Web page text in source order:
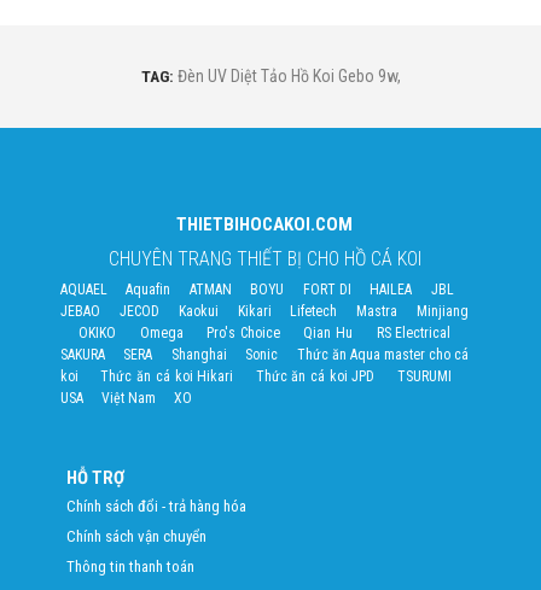
TAG: Đèn UV Diệt Tảo Hồ Koi Gebo 9w,
THIETBIHOCAKOI.COM
CHUYÊN TRANG THIẾT BỊ CHO HỒ CÁ KOI
AQUAEL Aquafin ATMAN BOYU FORT DI HAILEA
JBL
JEBAO
JECOD Kaokui Kikari Lifetech Mastra
Minjiang
OKIKO
Omega Pro's Choice Qian Hu
RS Electrical
SAKURA
SERA Shanghai Sonic
Thức ăn Aqua master cho cá
koi
Thức ăn cá koi Hikari Thức ăn cá koi JPD
TSURUMI
USA
Việt Nam XO
HỖ TRỢ
Chính sách đổi - trả hàng hóa
Chính sách vận chuyển
Thông tin thanh toán